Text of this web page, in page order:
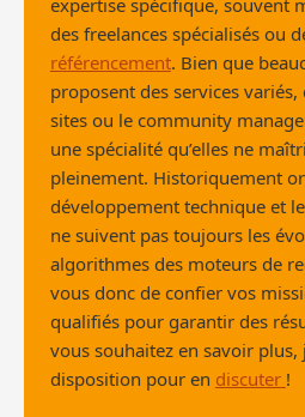
des freelances spécialisés ou
référencement. Bien que
proposent des services
sites ou le community
une spécialité qu’elles ne
pleinement. Historiquement
développement technique et
ne suivent pas toujours les
algorithmes des moteurs de
vous donc de confier vos
qualifiés pour garantir des
vous souhaitez en savoir
disposition pour en discuter!